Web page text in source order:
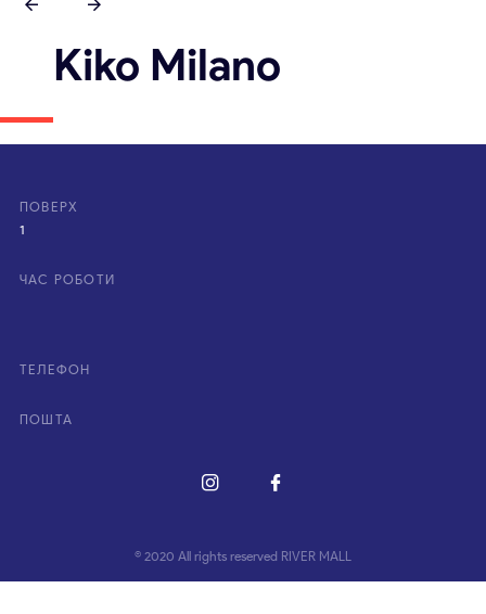
Kiko Milano
ПОВЕРХ
1
ЧАС РОБОТИ
ТЕЛЕФОН
ПОШТА
© 2020 All rights reserved RIVER MALL